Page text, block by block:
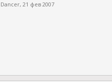
Dancer, 21 фев 2007